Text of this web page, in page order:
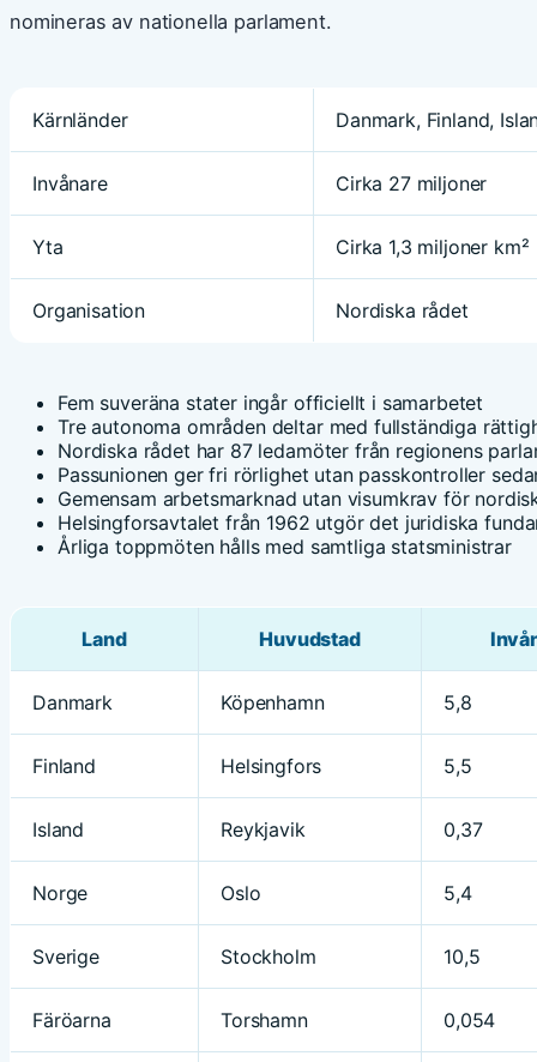
nomineras av nationella parlament.
Kärnländer Danmark, Finland,
Invånare Cirka 27 miljoner
Yta Cirka 1,3 miljoner km²
Organisation Nordiska rådet
Fem suveräna stater ingår officiellt i samarbetet
Tre autonoma områden deltar med fullständiga
Nordiska rådet har 87 ledamöter från regionens
Passunionen ger fri rörlighet utan passkontroller
Gemensam arbetsmarknad utan visumkrav för
Helsingforsavtalet från 1962 utgör det juridiska
Årliga toppmöten hålls med samtliga statsministrar
Land Huvudstad
Danmark Köpenhamn 5,8
Finland Helsingfors 5,5
Island Reykjavik 0,37
Norge Oslo 5,4
Sverige Stockholm 10,5
Färöarna Torshamn 0,054